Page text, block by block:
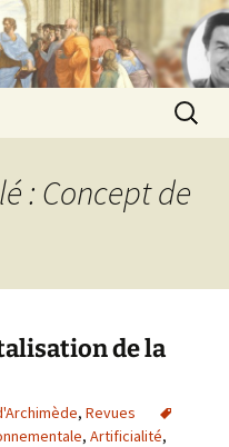
: Concept de
de la
, Revues
, Artificialité,